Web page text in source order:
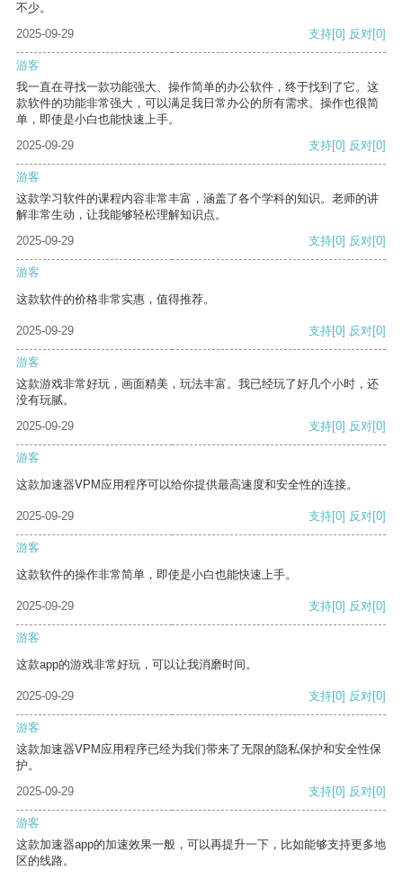
不少。
2025-09-29
支持[0] 反对[0]
游客
我一直在寻找一款功能强大、操作简单的办公软件，终于找到了它。这
款软件的功能非常强大，可以满足我日常办公的所有需求。操作也很简
单，即使是小白也能快速上手。
2025-09-29
支持[0] 反对[0]
游客
这款学习软件的课程内容非常丰富，涵盖了各个学科的知识。老师的讲
解非常生动，让我能够轻松理解知识点。
2025-09-29
支持[0] 反对[0]
游客
这款软件的价格非常实惠，值得推荐。
2025-09-29 支持[0] 反对[0]
游客
这款游戏非常好玩，画面精美，玩法丰富。我已经玩了好几个小时，还
没有玩腻。
2025-09-29
支持[0] 反对[0]
游客
这款加速器VPM应用程序可以给你提供最高速度和安全性的连接。
2025-09-29 支持[0] 反对[0]
游客
这款软件的操作非常简单，即使是小白也能快速上手。
2025-09-29 支持[0] 反对[0]
游客
这款app的游戏非常好玩，可以让我消磨时间。
2025-09-29 支持[0] 反对[0]
游客
这款加速器VPM应用程序已经为我们带来了无限的隐私保护和安全性保
护。
2025-09-29
支持[0] 反对[0]
游客
这款加速器app的加速效果一般，可以再提升一下，比如能够支持更多地
区的线路。